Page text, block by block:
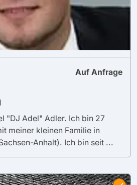
Auf Anfrage
"DJ Adel" Adler. Ich bin 27
meiner kleinen Familie in
Anhalt). Ich bin seit ...